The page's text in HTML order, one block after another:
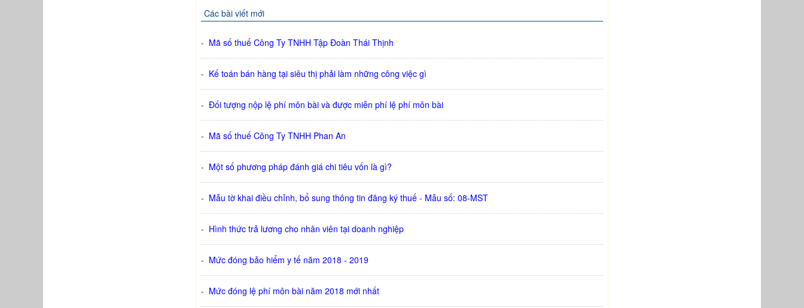
Các bài viết mới
- Mã số thuế Công Ty TNHH Tập Đoàn Thái Thịnh
- Kế toán bán hàng tại siêu thị phải làm những công việc gì
- Đối tượng nộp lệ phí môn bài và được miễn phí lệ phí môn bài
- Mã số thuế Công Ty TNHH Phan An
- Một số phương pháp đánh giá chi tiêu vốn là gì?
- Mẫu tờ khai điều chỉnh, bổ sung thông tin đăng ký thuế - Mẫu số: 08-MST
- Hình thức trả lương cho nhân viên tại doanh nghiệp
- Mức đóng bảo hiểm y tế năm 2018 - 2019
- Mức đóng lệ phí môn bài năm 2018 mới nhất